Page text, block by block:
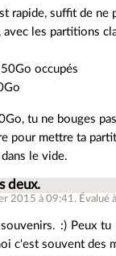
rapide, suffit de ne
les partitions
occupés
tu ne bouges
pour mettre ta
le vide.
deux.
2015 à 09:41 . Évalué à
:) Peux
c'est souvent des